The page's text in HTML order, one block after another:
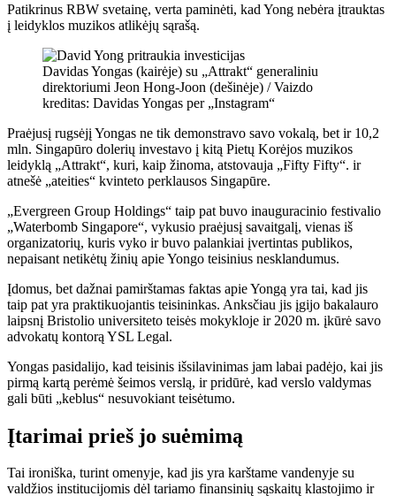
Patikrinus RBW svetainę, verta paminėti, kad Yong nebėra įtrauktas
į leidyklos muzikos atlikėjų sąrašą.
Davidas Yongas (kairėje) su „Attrakt“ generaliniu
direktoriumi Jeon Hong-Joon (dešinėje) / Vaizdo
kreditas: Davidas Yongas per „Instagram“
Praėjusį rugsėjį Yongas ne tik demonstravo savo vokalą, bet ir 10,2
mln. Singapūro dolerių investavo į kitą Pietų Korėjos muzikos
leidyklą „Attrakt“, kuri, kaip žinoma, atstovauja „Fifty Fifty“. ir
atnešė „ateities“ kvinteto perklausos Singapūre.
„Evergreen Group Holdings“ taip pat buvo inauguracinio festivalio
„Waterbomb Singapore“, vykusio praėjusį savaitgalį, vienas iš
organizatorių, kuris vyko ir buvo palankiai įvertintas publikos,
nepaisant netikėtų žinių apie Yongo teisinius nesklandumus.
Įdomus, bet dažnai pamirštamas faktas apie Yongą yra tai, kad jis
taip pat yra praktikuojantis teisininkas. Anksčiau jis įgijo bakalauro
laipsnį Bristolio universiteto teisės mokykloje ir 2020 m. įkūrė savo
advokatų kontorą YSL Legal.
Yongas pasidalijo, kad teisinis išsilavinimas jam labai padėjo, kai jis
pirmą kartą perėmė šeimos verslą, ir pridūrė, kad verslo valdymas
gali būti „keblus“ nesuvokiant teisėtumo.
Įtarimai prieš jo suėmimą
Tai ironiška, turint omenyje, kad jis yra karštame vandenyje su
valdžios institucijomis dėl tariamo finansinių sąskaitų klastojimo ir